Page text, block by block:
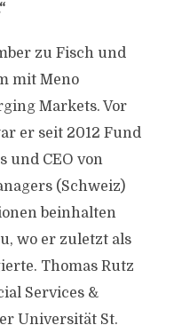
zu Fisch und
mit Meno
Markets. Vor
er seit 2012 Fund
und CEO von
(Schweiz)
beinhalten
wo er zuletzt als
Thomas Rutz
Services &
Universität St.